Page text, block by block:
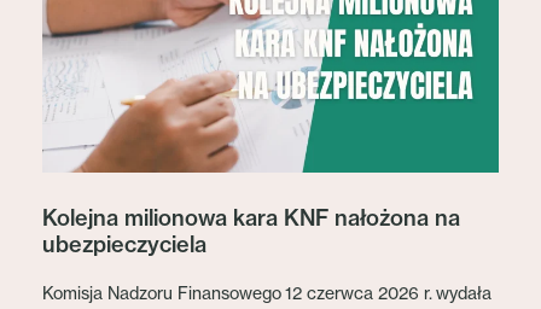
Kolejna milionowa kara KNF nałożona na
ubezpieczyciela
Komisja Nadzoru Finansowego 12 czerwca 2026 r. wydała